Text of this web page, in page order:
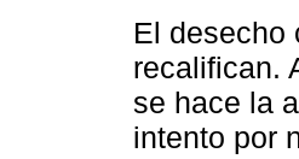
El desecho
recalifican.
se hace la
intento por